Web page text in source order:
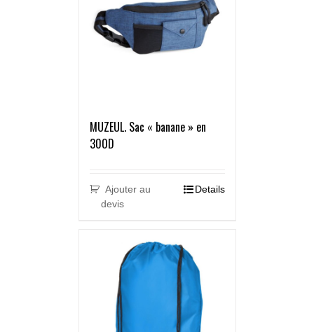
MUZEUL. Sac « banane » en
300D
Ajouter au
devis
Details